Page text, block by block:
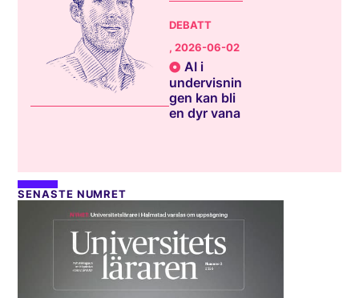
DEBATT
, 2026-06-02
AI i
undervisnin
gen kan bli
en dyr vana
SENASTE NUMRET